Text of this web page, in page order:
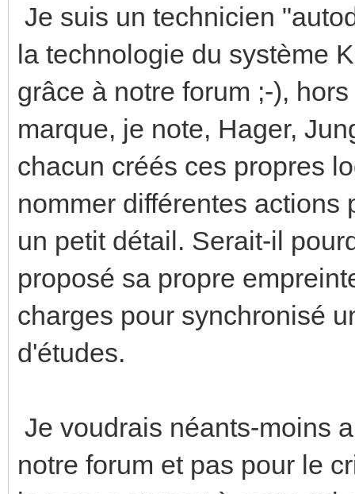
Je suis un technicien
la technologie du système
grâce à notre forum ;-),
marque, je note, Hager,
chacun créés ces propres
nommer différentes actions
un petit détail. Serait-il
proposé sa propre
charges pour synchronisé
d'études.
Je voudrais néants-moins
notre forum et pas pour le